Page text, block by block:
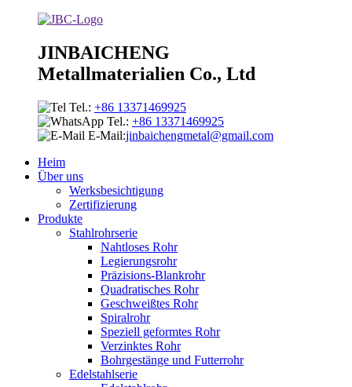
JINBAICHENG
Metallmaterialien Co., Ltd
Tel.: +86 13371469925
Tel.: +86 13371469925
E-Mail:jinbaichengmetal@gmail.com
Heim
Über uns
Werksbesichtigung
Zertifizierung
Produkte
Stahlrohrserie
Nahtloses Rohr
Legierungsrohr
Präzisions-Blankrohr
Quadratisches Rohr
Geschweißtes Rohr
Spiralrohr
Speziell geformtes Rohr
Verzinktes Rohr
Bohrgestänge und Futterrohr
Edelstahlserie